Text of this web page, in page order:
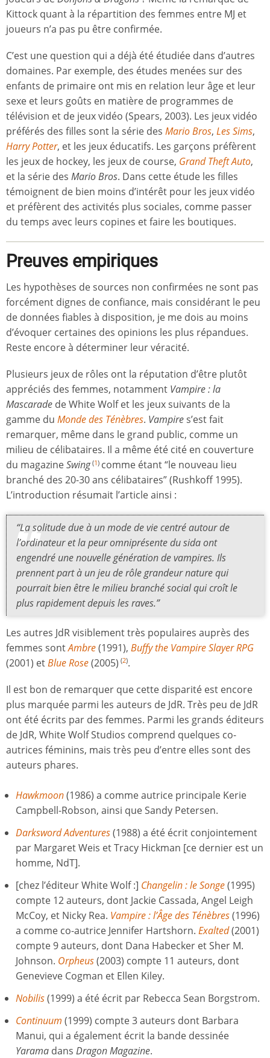
Kittock quant à la répartition des femmes entre MJ et
joueurs n’a pas pu être confirmée.
C’est une question qui a déjà été étudiée dans d’autres
domaines. Par exemple, des études menées sur des
enfants de primaire ont mis en relation leur âge et leur
sexe et leurs goûts en matière de programmes de
télévision et de jeux vidéo (Spears, 2003). Les jeux vidéo
préférés des filles sont la série des Mario Bros, Les Sims,
Harry Potter, et les jeux éducatifs. Les garçons préfèrent
les jeux de hockey, les jeux de course, Grand Theft Auto,
et la série des Mario Bros. Dans cette étude les filles
témoignent de bien moins d’intérêt pour les jeux vidéo
et préfèrent des activités plus sociales, comme passer
du temps avec leurs copines et faire les boutiques.
Preuves empiriques
Les hypothèses de sources non confirmées ne sont pas
forcément dignes de confiance, mais considérant le peu
de données fiables à disposition, je me dois au moins
d’évoquer certaines des opinions les plus répandues.
Reste encore à déterminer leur véracité.
Plusieurs jeux de rôles ont la réputation d’être plutôt
appréciés des femmes, notamment Vampire : la
Mascarade de White Wolf et les jeux suivants de la
gamme du Monde des Ténèbres. Vampires’est fait
remarquer, même dans le grand public, comme un
milieu de célibataires. Il a même été cité en couverture
du magazineSwing(1) comme étant “le nouveau lieu
branché des 20-30 ans célibataires” (Rushkoff 1995).
L’introduction résumait l’article ainsi :
“La solitude due à un mode de vie centré autour de
l’ordinateur et la peur omniprésente du sida ont
engendré une nouvelle génération de vampires. Ils
prennent part à un jeu de rôle grandeur nature qui
pourrait bien être le milieu branché social qui croît le
plus rapidement depuis lesraves.”
Les autres JdR visiblement très populaires auprès des
femmes sontAmbre(1991), Buffy the Vampire Slayer RPG
(2001) etBlue Rose(2005) (2).
Il est bon de remarquer que cette disparité est encore
plus marquée parmi les auteurs de JdR. Très peu de JdR
ont été écrits par des femmes. Parmi les grands éditeurs
de JdR, White Wolf Studios comprend quelques co-
autrices féminins, mais très peu d’entre elles sont des
auteurs phares.
Hawkmoon(1986) a comme autrice principale Kerie
Campbell-Robson, ainsi que Sandy Petersen.
Darksword Adventures(1988) a été écrit conjointement
par Margaret Weis et Tracy Hickman [ce dernier est un
homme, NdT].
[chez l’éditeur White Wolf :] Changelin : le Songe(1995)
compte 12 auteurs, dont Jackie Cassada, Angel Leigh
McCoy, et Nicky Rea. Vampire : l’Âge des Ténèbres(1996)
a comme co-autrice Jennifer Hartshorn. Exalted(2001)
compte 9 auteurs, dont Dana Habecker et Sher M.
Johnson. Orpheus(2003) compte 11 auteurs, dont
Genevieve Cogman et Ellen Kiley.
Nobilis(1999) a été écrit par Rebecca Sean Borgstrom.
Continuum (1999) compte 3 auteurs dont Barbara
Manui, qui a également écrit la bande dessinée
Yarama dans Dragon Magazine.